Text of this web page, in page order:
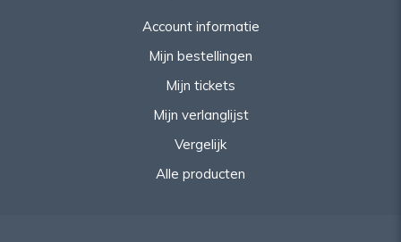
Account informatie
Mijn bestellingen
Mijn tickets
Mijn verlanglijst
Vergelijk
Alle producten